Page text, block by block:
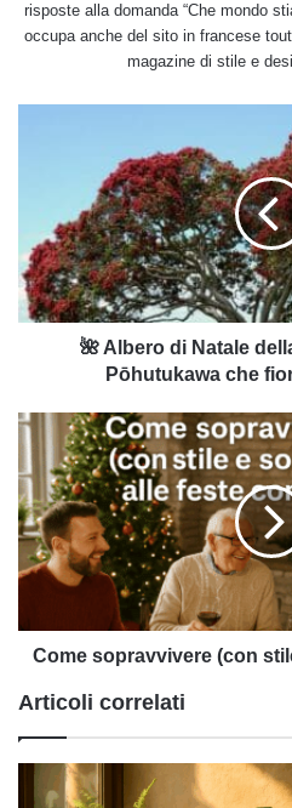
risposte alla domanda “Che mondo
occupa anche del sito in francese
magazine di stile e
Nuova
Zelanda:
il
Pōhutukawa
dicembre
🌺 Albero di Natale
Pōhutukawa che
Come
sopravvivere
(con
stile)
alle
feste
con
parenti
Come sopravvivere (con
Articoli correlati